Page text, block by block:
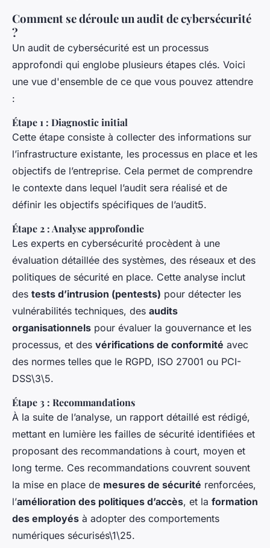
Comment se déroule un audit de cybersécurité
?
Un audit de cybersécurité est un processus
approfondi qui englobe plusieurs étapes clés. Voici
une vue d'ensemble de ce que vous pouvez attendre
:
Étape 1 : Diagnostic initial
Cette étape consiste à collecter des informations sur
l’infrastructure existante, les processus en place et les
objectifs de l’entreprise. Cela permet de comprendre
le contexte dans lequel l’audit sera réalisé et de
définir les objectifs spécifiques de l’audit5.
Étape 2 : Analyse approfondie
Les experts en cybersécurité procèdent à une
évaluation détaillée des systèmes, des réseaux et des
politiques de sécurité en place. Cette analyse inclut
des tests d’intrusion (pentests) pour détecter les
vulnérabilités techniques, des audits
organisationnels pour évaluer la gouvernance et les
processus, et des vérifications de conformité avec
des normes telles que le RGPD, ISO 27001 ou PCI-
DSS\3\5.
Étape 3 : Recommandations
À la suite de l’analyse, un rapport détaillé est rédigé,
mettant en lumière les failles de sécurité identifiées et
proposant des recommandations à court, moyen et
long terme. Ces recommandations couvrent souvent
la mise en place de mesures de sécurité renforcées,
l’amélioration des politiques d’accès, et la formation
des employés à adopter des comportements
numériques sécurisés\1\25.